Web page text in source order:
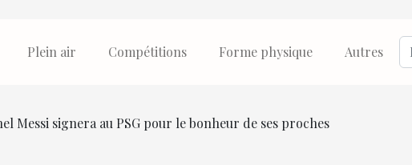
Plein air Compétitions Forme physique Autres
Messi signera au PSG pour le bonheur de ses proches